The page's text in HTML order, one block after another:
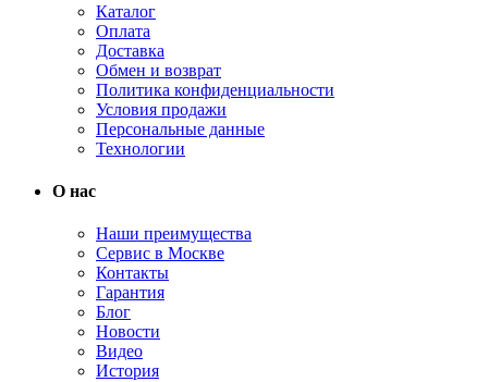
Каталог
Оплата
Доставка
Обмен и возврат
Политика конфиденциальности
Условия продажи
Персональные данные
Технологии
О нас
Наши преимущества
Сервис в Москве
Контакты
Гарантия
Блог
Новости
Видео
История